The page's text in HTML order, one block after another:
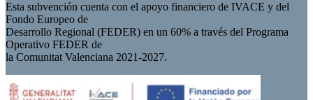
Esta subvención cuenta con el apoyo financiero de IVACE y del
Fondo Europeo de
Desarrollo Regional (FEDER) en un 60% a través del Programa
Operativo FEDER de
la Comunitat Valenciana 2021-2027.